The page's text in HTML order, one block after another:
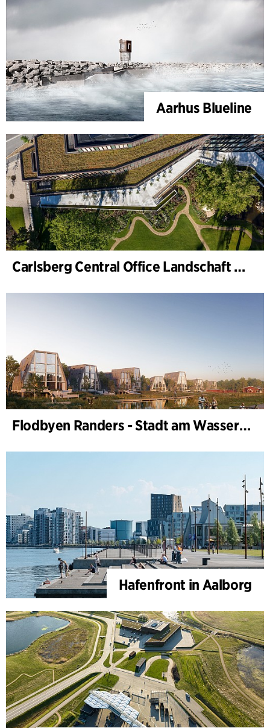
Aarhus Blueline
Carlsberg Central Office Landschaft und Renovierung Carl Jacobsens Garten
Flodbyen Randers - Stadt am Wasser (Stadtentwicklungsplan)
Hafenfront in Aalborg